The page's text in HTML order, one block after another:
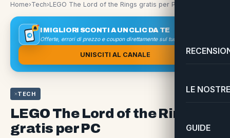
LE
GUIDE
Home›Tech›LEGO The Lord of the Rings gratis per PC
I MIGLIORI SCONTI A UN CLIC DA TE
Offerte, errori di prezzo e coupon direttamente sul tuo smartphone
UNISCITI AL CANALE
TECH
LEGO The Lord of the Rings
gratis per PC